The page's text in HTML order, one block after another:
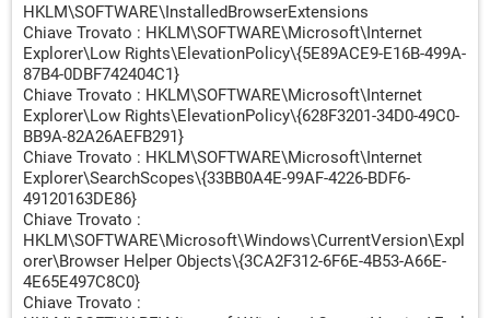
HKLM\SOFTWARE\InstalledBrowserExtensions
Chiave Trovato : HKLM\SOFTWARE\Microsoft\Internet
Explorer\Low Rights\ElevationPolicy\{5E89ACE9-E16B-499A-
87B4-0DBF742404C1}
Chiave Trovato : HKLM\SOFTWARE\Microsoft\Internet
Explorer\Low Rights\ElevationPolicy\{628F3201-34D0-49C0-
BB9A-82A26AEFB291}
Chiave Trovato : HKLM\SOFTWARE\Microsoft\Internet
Explorer\SearchScopes\{33BB0A4E-99AF-4226-BDF6-
49120163DE86}
Chiave Trovato :
HKLM\SOFTWARE\Microsoft\Windows\CurrentVersion\Expl
orer\Browser Helper Objects\{3CA2F312-6F6E-4B53-A66E-
4E65E497C8C0}
Chiave Trovato :